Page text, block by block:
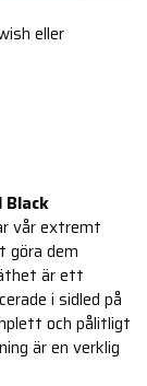
eller
Black
vår extremt
göra dem
är ett
i sidled på
och pålitligt
är en verklig